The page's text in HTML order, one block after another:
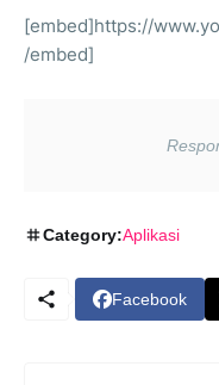
[embed]https://
/embed]
Category:Aplikasi
Facebook